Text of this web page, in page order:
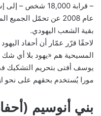
عام 2008 عن تحمّل
بقية الشعب اليهودي.
لاحقًا قرّر عمّار أن أحفاد
المسيحية هم «يهود بلا أي شك
يوسف أفتى بتحريم التشكيك
مورا يُستخدم بحقهم على نحو
بني أنوسيم